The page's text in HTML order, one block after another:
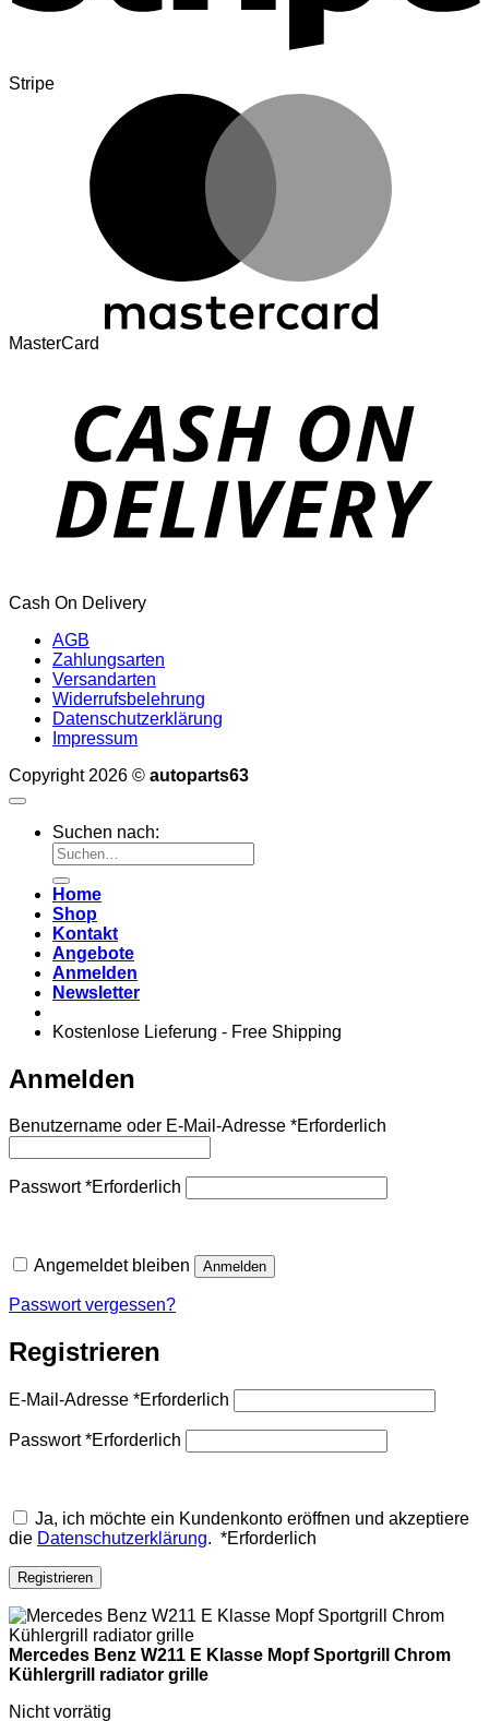
Stripe
MasterCard
Cash On Delivery
AGB
Zahlungsarten
Versandarten
Widerrufsbelehrung
Datenschutzerklärung
Impressum
Copyright 2026 © autoparts63
Suchen nach:
Home
Shop
Kontakt
Angebote
Anmelden
Newsletter
Kostenlose Lieferung - Free Shipping
Anmelden
Benutzername oder E-Mail-Adresse *Erforderlich
Passwort*Erforderlich
Angemeldet bleiben Anmelden
Passwort vergessen?
Registrieren
E-Mail-Adresse *Erforderlich
Passwort*Erforderlich
Ja, ich möchte ein Kundenkonto eröffnen und akzeptiere
die Datenschutzerklärung. *Erforderlich
Registrieren
Mercedes Benz W211 E Klasse Mopf Sportgrill Chrom
Kühlergrill radiator grille
Nicht vorrätig